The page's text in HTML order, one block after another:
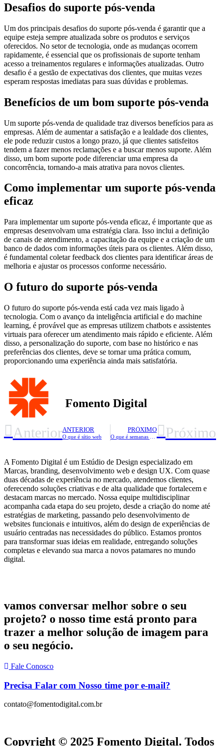
Desafios do suporte pós-venda
Um dos principais desafios do suporte pós-venda é garantir que a
equipe esteja sempre atualizada sobre os produtos e serviços
oferecidos. No setor de tecnologia, onde as mudanças ocorrem
rapidamente, é essencial que os profissionais de suporte tenham
acesso a treinamentos regulares e informações atualizadas. Outro
desafio é a gestão de expectativas dos clientes, que muitas vezes
esperam respostas imediatas para suas dúvidas e problemas.
Benefícios de um bom suporte pós-venda
Um suporte pós-venda de qualidade traz diversos benefícios para as
empresas. Além de aumentar a satisfação e a lealdade dos clientes,
ele pode reduzir custos a longo prazo, já que clientes satisfeitos
tendem a fazer menos reclamações e a buscar menos suporte. Além
disso, um bom suporte pode diferenciar uma empresa da
concorrência, tornando-a mais atrativa para novos clientes.
Como implementar um suporte pós-venda
eficaz
Para implementar um suporte pós-venda eficaz, é importante que as
empresas desenvolvam uma estratégia clara. Isso inclui a definição
de canais de atendimento, a capacitação da equipe e a criação de um
banco de dados com informações úteis para os clientes. Além disso,
é fundamental coletar feedback dos clientes para identificar áreas de
melhoria e ajustar os processos conforme necessário.
O futuro do suporte pós-venda
O futuro do suporte pós-venda está cada vez mais ligado à
tecnologia. Com o avanço da inteligência artificial e do machine
learning, é provável que as empresas utilizem chatbots e assistentes
virtuais para oferecer um atendimento mais rápido e eficiente. Além
disso, a personalização do suporte, com base no histórico e nas
preferências dos clientes, deve se tornar uma prática comum,
proporcionando uma experiência ainda mais satisfatória.
Fomento Digital
AnteriorANTERIOR
O que é sítio web
PRÓXIMO Próximo
A Fomento Digital é um Estúdio de Design especializado em
Marcas, branding, desenvolvimento web e design UX. Com quase
duas décadas de experiência no mercado, atendemos clientes,
oferecendo soluções criativas e de alta qualidade que fortalecem e
destacam marcas no mercado. Nossa equipe multidisciplinar
acompanha cada etapa do seu projeto, desde a criação do nome até
estratégias de marketing, passando pelo desenvolvimento de
websites funcionais e intuitivos, além do design de experiências de
usuário centradas nas necessidades do público. Estamos prontos
para transformar suas ideias em realidade, entregando soluções
completas e elevando sua marca a novos patamares no mundo
digital.
vamos conversar melhor sobre o seu
projeto? o nosso time está pronto para
trazer a melhor solução de imagem para
o seu negócio.
Fale Conosco
Precisa Falar com Nosso time por e-mail?
contato@fomentodigital.com.br
Copyright © 2025 Fomento Digital. Todos